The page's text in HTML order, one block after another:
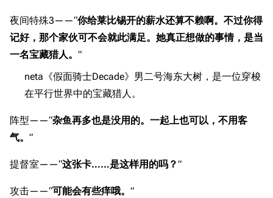
夜间特殊3——“你给莱比锡开的薪水还算不赖啊。不过你得
记好，那个家伙可不会就此满足。她真正想做的事情，是当
一名宝藏猎人。 ”
neta《假面骑士Decade》男二号海东大树，是一位穿梭
在平行世界中的宝藏猎人。
阵型——“杂鱼再多也是没用的。一起上也可以，不用客
气。 ”
提督室——“这张卡……是这样用的吗？”
攻击——“可能会有些痒哦。 ”